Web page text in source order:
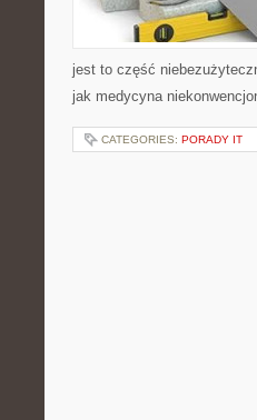
jest to część
jak medycyna
CATEGORIES: PORADY IT